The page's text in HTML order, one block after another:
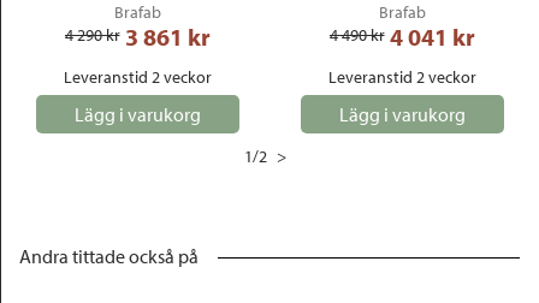
Brafab
4 290 kr 3 861 kr
Leveranstid 2 veckor
Lägg i varukorg
Brafab
4 490 kr 4 041 kr
Leveranstid 2 veckor
Lägg i varukorg
1/2 >
Andra tittade också på